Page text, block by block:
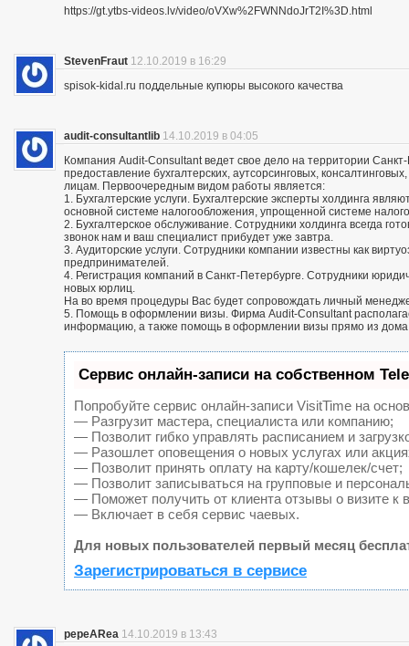
https://gt.ytbs-videos.lv/video/oVXw%2FWNNdoJrT2I%3D.html
StevenFraut 12.10.2019 в 16:29
spisok-kidal.ru поддельные купюры высокого качества
audit-consultantlib 14.10.2019 в 04:05
Компания Audit-Consultant ведет свое дело на территории
предоставление бухгалтерских, аутсорсинговых,
лицам. Первоочередным видом работы является:
1. Бухгалтерские услуги. Бухгалтерские эксперты холдинга
основной системе налогообложения, упрощенной системе
2. Бухгалтерское обслуживание. Сотрудники холдинга всегда
звонок нам и ваш специалист прибудет уже завтра.
3. Аудиторские услуги. Сотрудники компании известны как
предпринимателей.
4. Регистрация компаний в Санкт-Петербурге. Сотрудники
новых юрлиц.
На во время процедуры Вас будет сопровождать личный
5. Помощь в оформлении визы. Фирма Audit-Consultant
информацию, а также помощь в оформлении визы прямо из
Сервис онлайн-записи на собственном
Попробуйте сервис онлайн-записи VisitTime на
— Разгрузит мастера, специалиста или компанию;
— Позволит гибко управлять расписанием и
— Разошлет оповещения о новых услугах или
— Позволит принять оплату на карту/кошелек/счет;
— Позволит записываться на групповые и
— Поможет получить от клиента отзывы о визите к
— Включает в себя сервис чаевых.
Для новых пользователей первый месяц
Зарегистрироваться в сервисе
pepeARea 14.10.2019 в 13:43